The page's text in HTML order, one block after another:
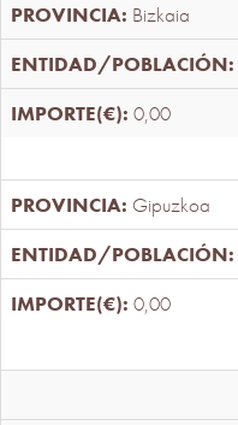
Bizkaia
0,00
Gipuzkoa
0,00